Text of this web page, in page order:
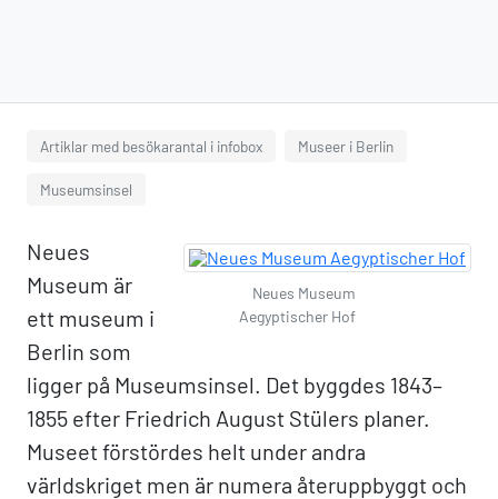
Artiklar med besökarantal i infobox Museer i Berlin
Museumsinsel
Neues Museum
Aegyptischer Hof
Neues
Museum är
ett museum i
Berlin som
ligger på Museumsinsel. Det byggdes 1843–
1855 efter Friedrich August Stülers planer.
Museet förstördes helt under andra
världskriget men är numera återuppbyggt och